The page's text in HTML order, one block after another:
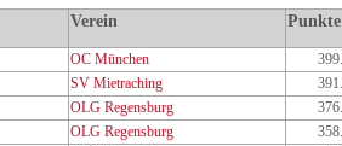
Verein Punkte
OC München
SV Mietraching
OLG Regensburg
OLG Regensburg